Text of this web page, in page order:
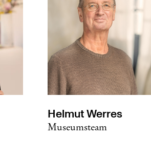
Helmut Werres
Museumsteam